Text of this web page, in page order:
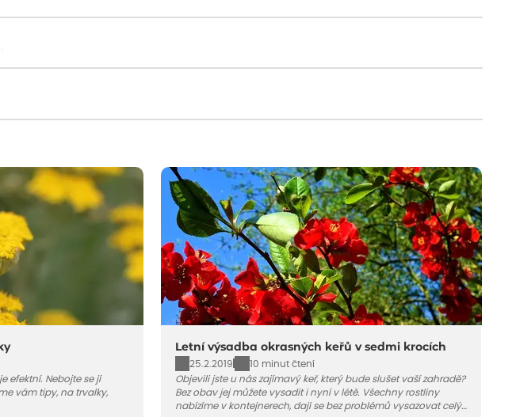
efektní. Nebojte se jí
vám tipy, na trvalky,
Letní výsadba okrasných keřů v sedmi krocích
25.2.2019
10 minut čtení
Objevili jste u nás zajímavý keř, který bude slušet vaší zahradě?
Bez obav jej můžete vysadit i nyní v létě. Všechny rostliny
nabízíme v kontejnerech, dají se bez problémů vysazovat celý